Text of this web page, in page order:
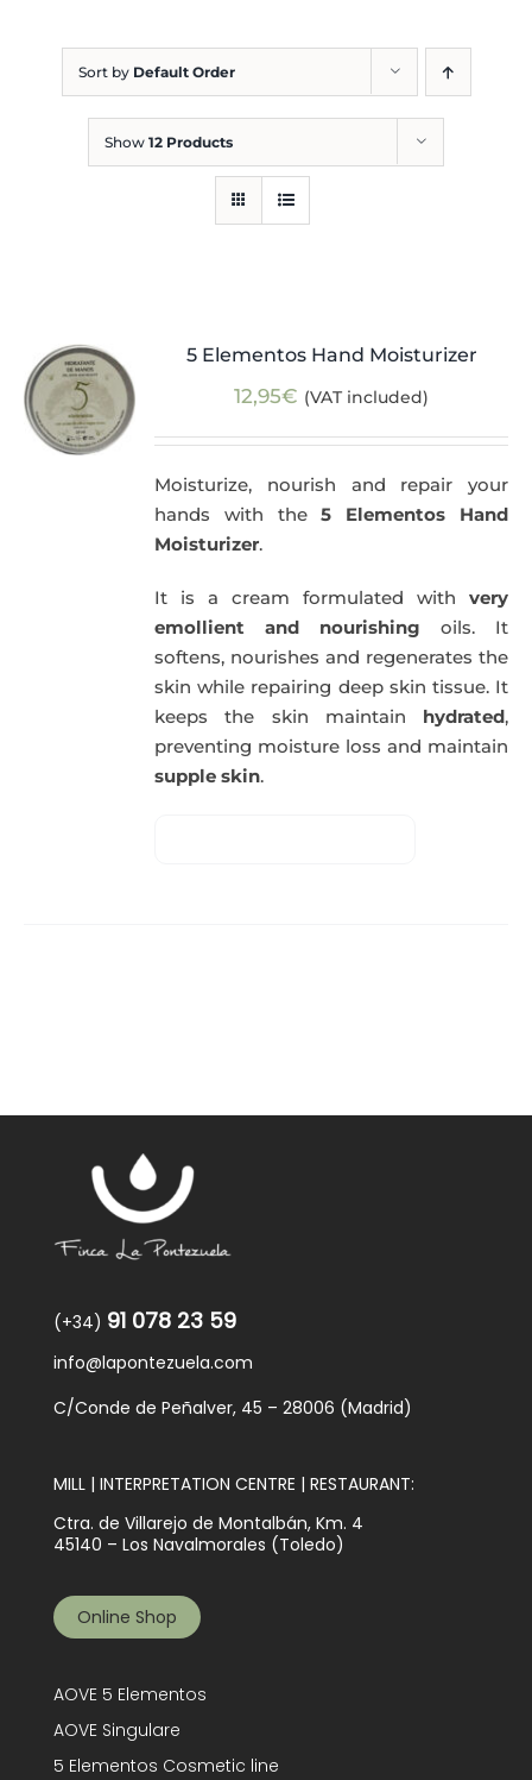
Sort by Default Order
Show 12 Products
5 Elementos Hand Moisturizer
12,95€ (VAT included)
Moisturize, nourish and repair your
hands with the5 Elementos Hand
Moisturizer.
It is a cream formulated with very
emollient and nourishing oils. It
softens, nourishes and regenerates the
skin while repairing deep skin tissue. It
keeps the skin maintain hydrated,
preventing moisture loss and maintain
supple skin.
(+34) 91 078 23 59
info@lapontezuela.com
C/Conde de Peñalver, 45 – 28006 (Madrid)
MILL | INTERPRETATION CENTRE | RESTAURANT:
Ctra. de Villarejo de Montalbán, Km. 4
45140 – Los Navalmorales (Toledo)
Online Shop
AOVE 5 Elementos
AOVE Singulare
5 Elementos Cosmetic line